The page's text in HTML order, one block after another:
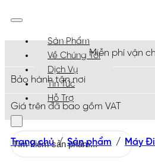
Sản Phẩm
Về Chúng Tôi
Dịch Vụ
Tin Tức
Hỗ Trợ
Tìm
kiếm
Miễn phí vận
Bảo hành tận nơi
Giá trên đã bao gồm VAT
Trang chủ /Sản phẩm / Máy